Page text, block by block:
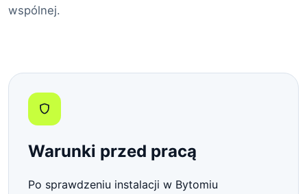
wspólnej.
Warunki przed pracą
Po sprawdzeniu instalacji w Bytomiu